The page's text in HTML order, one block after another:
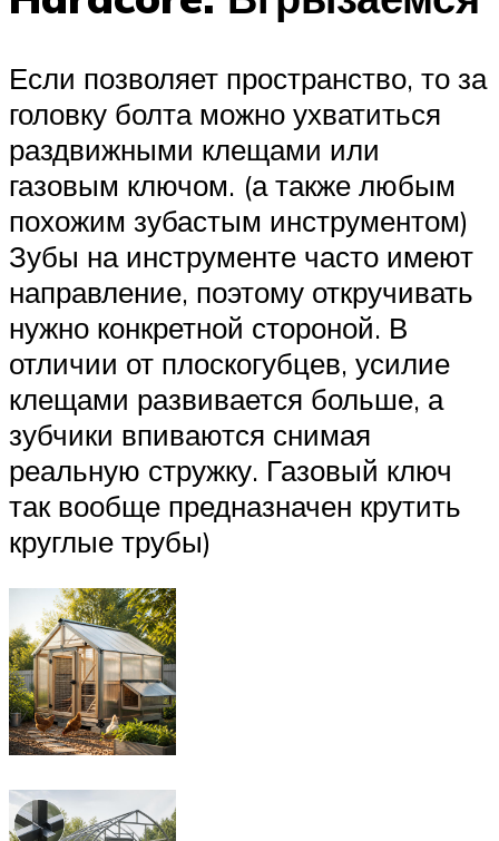
Если позволяет пространство, то за
головку болта можно ухватиться
раздвижными клещами или
газовым ключом. (а также любым
похожим зубастым инструментом)
Зубы на инструменте часто имеют
направление, поэтому откручивать
нужно конкретной стороной. В
отличии от плоскогубцев, усилие
клещами развивается больше, а
зубчики впиваются снимая
реальную стружку. Газовый ключ
так вообще предназначен крутить
круглые трубы)